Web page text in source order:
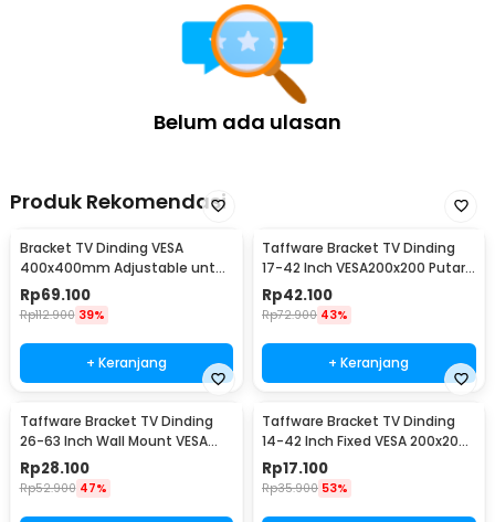
Belum ada ulasan
Produk Rekomendasi
Bracket TV Dinding VESA
400x400mm Adjustable untuk
TV LED 26-63 Inch - KT02
Rp69.100
Rp112.900 39%
+ Keranjang
Taffware Bracket TV Dinding
17-42 Inch VESA200x200 Putar
90 Tilt 15 - X-200
Rp42.100
Rp72.900 43%
+ Keranjang
Taffware Bracket TV Dinding
26-63 Inch Wall Mount VESA
400x400 - B41
Rp28.100
Rp52.900 47%
Taffware Bracket TV Dinding
14-42 Inch Fixed VESA 200x200
Beban 25kg - HD601
Rp17.100
Rp35.900 53%